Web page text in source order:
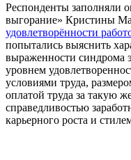
Респонденты заполняли
выгорание» Кристины
удовлетворённости
попытались выяснить
выраженности синдрома
уровнем
условиями труда,
оплатой труда за такую
справедливостью
карьерного роста и